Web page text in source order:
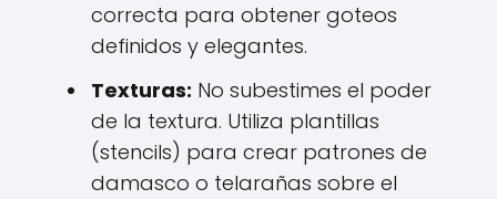
correcta para obtener goteos
definidos y elegantes.
Texturas: No subestimes el poder
de la textura. Utiliza plantillas
(stencils) para crear patrones de
damasco o telarañas sobre el